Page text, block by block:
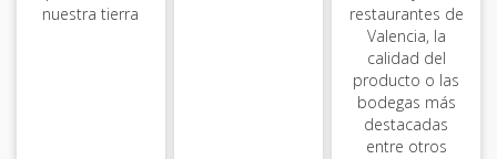
nuestra tierra
restaurantes de
Valencia, la
calidad del
producto o las
bodegas más
destacadas
entre otros